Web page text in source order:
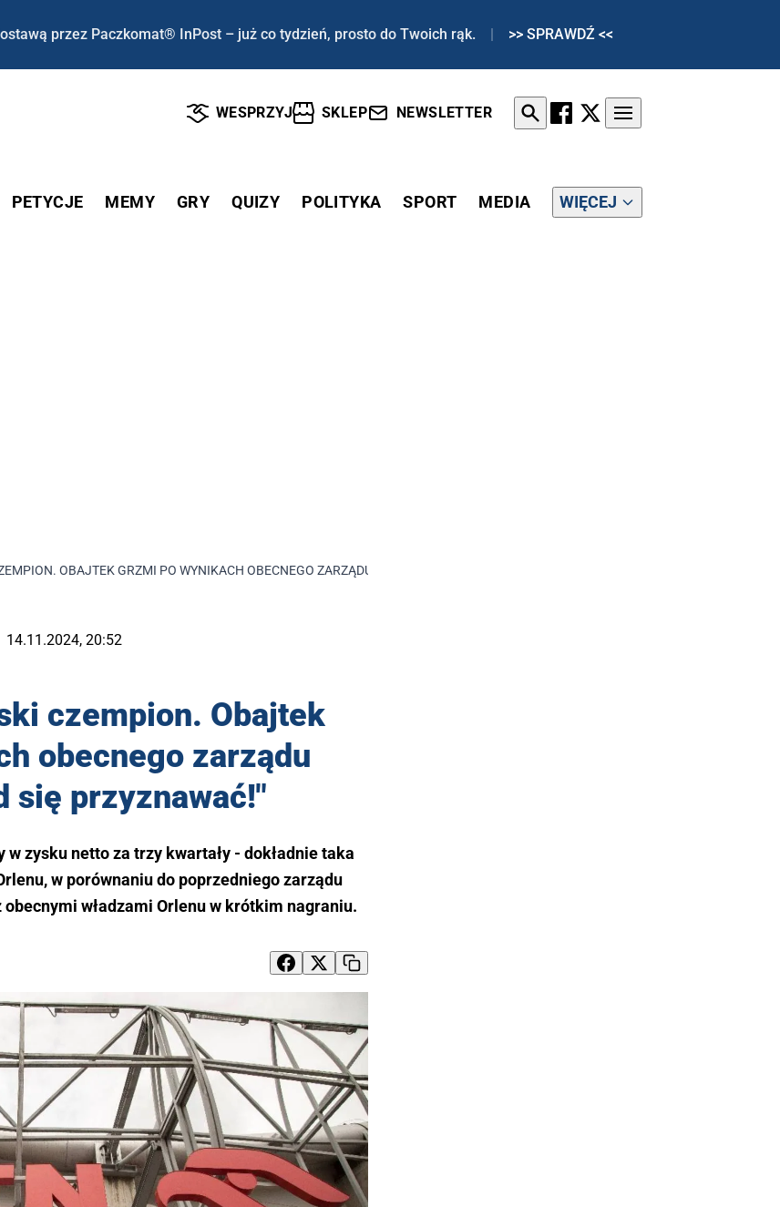
przez Paczkomat® InPost – już co tydzień, prosto do Twoich rąk. | >> SPRAWDŹ <<
WESPRZYJ SKLEP NEWSLETTER
PETYCJE MEMY GRY QUIZY POLITYKA SPORT MEDIA WIĘCEJ
OBAJTEK GRZMI PO WYNIKACH OBECNEGO ZARZĄDU ORLENU: "WSTYD SIĘ PRZYZNAWAĆ!"
14.11.2024, 20:52
czempion. Obajtek
obecnego zarządu
się przyznawać!"
zysku netto za trzy kwartały - dokładnie taka
w porównaniu do poprzedniego zarządu
władzami Orlenu w krótkim nagraniu.